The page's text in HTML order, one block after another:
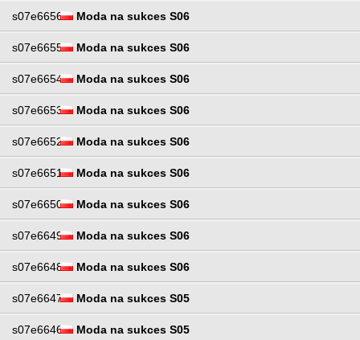
s07e6656 Moda na sukces S06
s07e6655 Moda na sukces S06
s07e6654 Moda na sukces S06
s07e6653 Moda na sukces S06
s07e6652 Moda na sukces S06
s07e6651 Moda na sukces S06
s07e6650 Moda na sukces S06
s07e6649 Moda na sukces S06
s07e6648 Moda na sukces S06
s07e6647 Moda na sukces S05
s07e6646 Moda na sukces S05